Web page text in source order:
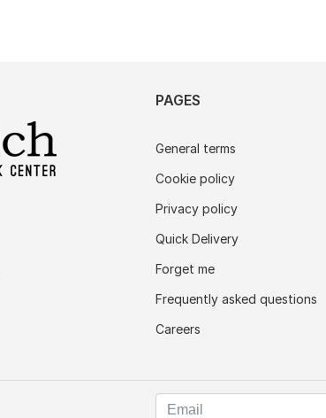
PAGES
General terms
Cookie policy
Privacy policy
Quick Delivery
Forget me
Frequently asked questions
Careers